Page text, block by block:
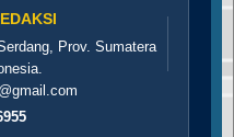
Prov. Sumatera